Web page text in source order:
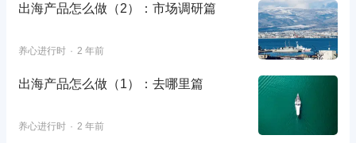
出海产品怎么做（2）：市场调研篇
养心进行时 2 年前
出海产品怎么做（1）：去哪里篇
养心进行时 2 年前